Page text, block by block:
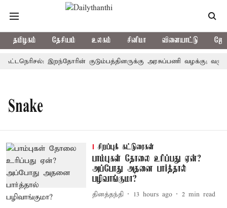
தமிழகம் தேசியம் உலகம் சினிமா விளையாட்டு
இறந்தோரின் குடும்பத்தினருக்கு அரசுப்பணி வழக்கு;
Snake
சிறப்புக் கட்டுரைகள்
பாம்புகள் தோலை உரிப்பது ஏன்?
அப்போது அதனை பார்த்தால்
பழிவாங்குமா?
தினத்தந்தி 13 hours ago 2 min read